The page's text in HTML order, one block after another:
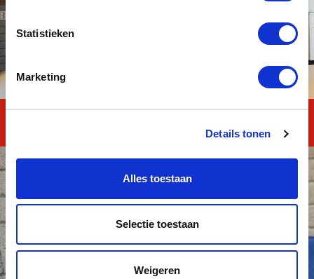
Statistieken
Marketing
Details tonen
Alles toestaan
Selectie toestaan
Weigeren